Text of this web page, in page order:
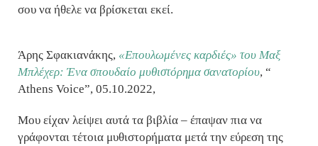
σου να ήθελε να βρίσκεται εκεί.
Άρης Σφακιανάκης, «Επουλωμένες καρδιές» του Μαξ
Μπλέχερ: Ένα σπουδαίο μυθιστόρημα σανατορίου, “
Athens Voice”, 05.10.2022,
Μου είχαν λείψει αυτά τα βιβλία – έπαψαν πια να
γράφονται τέτοια μυθιστορήματα μετά την εύρεση της